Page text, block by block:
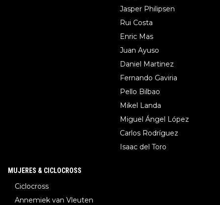
Jasper Philipsen
Rui Costa
Enric Mas
Juan Ayuso
Daniel Martinez
Fernando Gaviria
Pello Bilbao
Mikel Landa
Miguel Ángel López
Carlos Rodríguez
Isaac del Toro
MUJERES & CICLOCROSS
Ciclocross
Annemiek van Vleuten